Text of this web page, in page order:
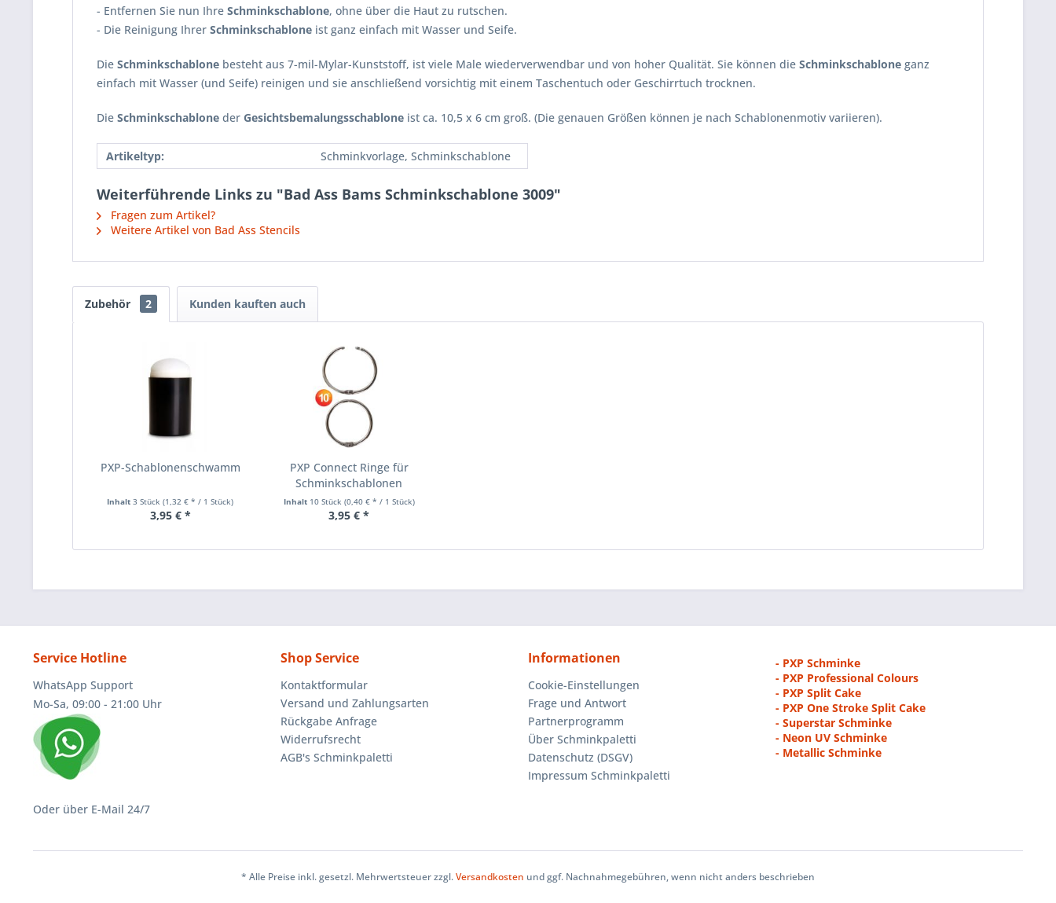
- Entfernen Sie nun Ihre Schminkschablone, ohne über die Haut zu rutschen.
- Die Reinigung Ihrer Schminkschablone ist ganz einfach mit Wasser und Seife.
Die Schminkschablone besteht aus 7-mil-Mylar-Kunststoff, ist viele Male wiederverwendbar und von hoher Qualität. Sie können die Schminkschablone ganz
einfach mit Wasser (und Seife) reinigen und sie anschließend vorsichtig mit einem Taschentuch oder Geschirrtuch trocknen.
Die Schminkschablone der Gesichtsbemalungsschablone ist ca. 10,5 x 6 cm groß. (Die genauen Größen können je nach Schablonenmotiv variieren).
Artikeltyp: Schminkvorlage, Schminkschablone
Weiterführende Links zu "Bad Ass Bams Schminkschablone 3009"
Fragen zum Artikel?
Weitere Artikel von Bad Ass Stencils
Zubehör 2 Kunden kauften auch
PXP-Schablonenschwamm
Inhalt3 Stück(1,32 € * / 1 Stück)
3,95 € *
PXP Connect Ringe für
Schminkschablonen
Inhalt 10 Stück (0,40 € * / 1 Stück)
3,95 € *
Service Hotline
WhatsApp Support
Mo-Sa, 09:00 - 21:00 Uhr
Oder über E-Mail 24/7
Shop Service
Kontaktformular
Versand und Zahlungsarten
Rückgabe Anfrage
Widerrufsrecht
AGB's Schminkpaletti
Informationen
Cookie-Einstellungen
Frage und Antwort
Partnerprogramm
Über Schminkpaletti
Datenschutz (DSGV)
Impressum Schminkpaletti
- PXP Schminke
- PXP Professional Colours
- PXP Split Cake
- PXP One Stroke Split Cake
- Superstar Schminke
- Neon UV Schminke
- Metallic Schminke
* Alle Preise inkl. gesetzl. Mehrwertsteuer zzgl.Versandkosten und ggf. Nachnahmegebühren, wenn nicht anders beschrieben